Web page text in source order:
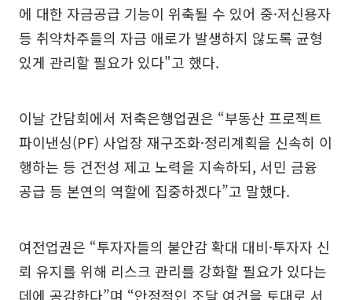
에 대한 자금공급 기능이 위축될 수 있어 중·저신용자
등 취약차주들의 자금 애로가 발생하지 않도록 균형
있게 관리할 필요가 있다"고 했다.
이날 간담회에서 저축은행업권은 “부동산 프로젝트
파이낸싱(PF) 사업장 재구조화·정리계획을 신속히 이
행하는 등 건전성 제고 노력을 지속하되, 서민 금융
공급 등 본연의 역할에 집중하겠다”고 말했다.
여전업권은 “투자자들의 불안감 확대 대비·투자자 신
뢰 유지를 위해 리스크 관리를 강화할 필요가 있다는
데에 공감한다”며 “안정적인 조달 여건을 토대로 서